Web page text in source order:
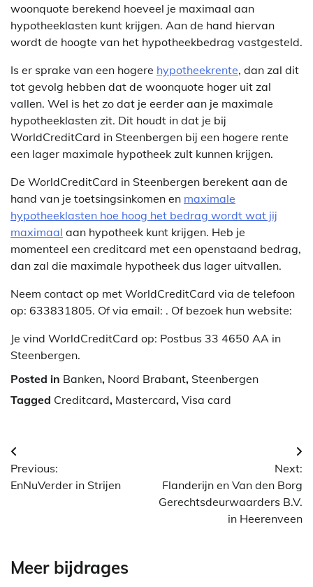
woonquote berekend hoeveel je maximaal aan
hypotheeklasten kunt krijgen. Aan de hand hiervan
wordt de hoogte van het hypotheekbedrag vastgesteld.
Is er sprake van een hogere hypotheekrente, dan zal dit
tot gevolg hebben dat de woonquote hoger uit zal
vallen. Wel is het zo dat je eerder aan je maximale
hypotheeklasten zit. Dit houdt in dat je bij
WorldCreditCard in Steenbergen bij een hogere rente
een lager maximale hypotheek zult kunnen krijgen.
De WorldCreditCard in Steenbergen berekent aan de
hand van je toetsingsinkomen en maximale
hypotheeklasten hoe hoog het bedrag wordt wat jij
maximaal aan hypotheek kunt krijgen. Heb je
momenteel een creditcard met een openstaand bedrag,
dan zal die maximale hypotheek dus lager uitvallen.
Neem contact op met WorldCreditCard via de telefoon
op: 633831805. Of via email: . Of bezoek hun website:
Je vind WorldCreditCard op: Postbus 33 4650 AA in
Steenbergen.
Posted in Banken, Noord Brabant, Steenbergen
Tagged Creditcard, Mastercard, Visa card
Berichtnavigatie
Previous:
EnNuVerder in Strijen
Next:
Flanderijn en Van den Borg
Gerechtsdeurwaarders B.V.
in Heerenveen
Meer bijdrages